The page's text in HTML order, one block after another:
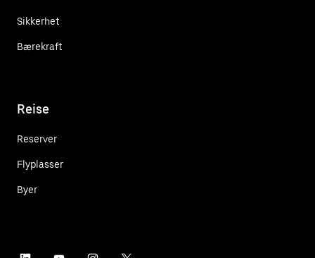
Sikkerhet
Bærekraft
Reise
Reserver
Flyplasser
Byer